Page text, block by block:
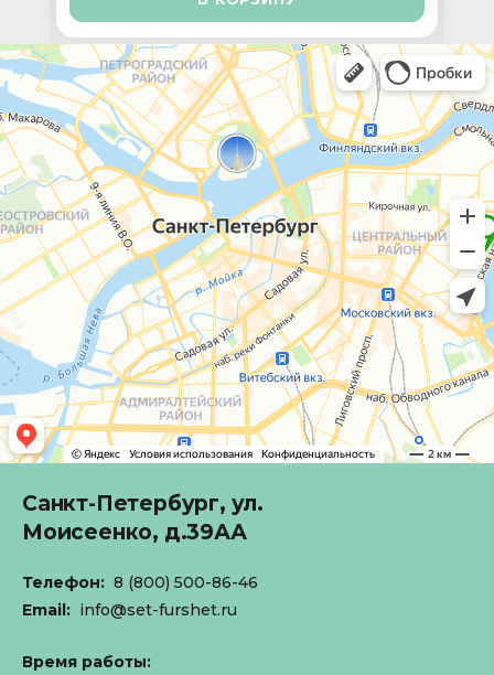
Санкт-Петербург, ул.
Моисеенко, д.39АА
Телефон: 8 (800) 500-86-46
Email: info@set-furshet.ru
Время работы: